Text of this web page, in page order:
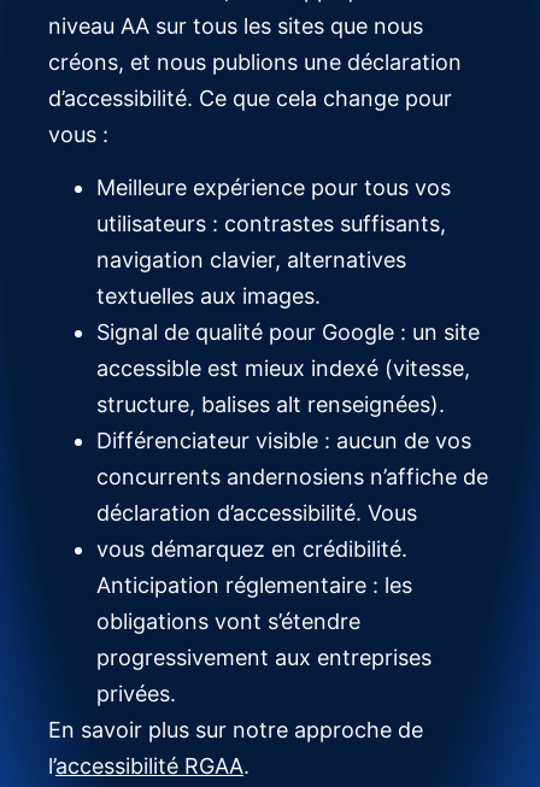
niveau AA sur tous les sites que nous
créons, et nous publions une déclaration
d’accessibilité. Ce que cela change pour
vous :
Meilleure expérience pour tous vos
utilisateurs : contrastes suffisants,
navigation clavier, alternatives
textuelles aux images.
Signal de qualité pour Google : un site
accessible est mieux indexé (vitesse,
structure, balises alt renseignées).
Différenciateur visible : aucun de vos
concurrents andernosiens n’affiche de
déclaration d’accessibilité. Vous
vous démarquez en crédibilité.
Anticipation réglementaire : les
obligations vont s’étendre
progressivement aux entreprises
privées.
En savoir plus sur notre approche de
l’accessibilité RGAA.